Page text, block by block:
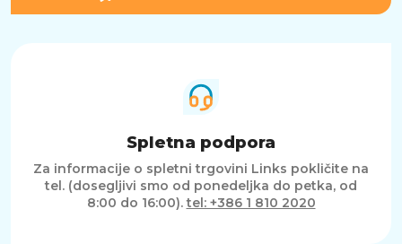
Spletna podpora
Za informacije o spletni trgovini Links pokličite na
tel. (dosegljivi smo od ponedeljka do petka, od
8:00 do 16:00).tel: +386 1 810 2020